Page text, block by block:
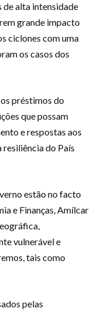
de alta intensidade
grande impacto
ciclones com uma
os casos dos
préstimos do
que possam
e respostas aos
resiliência do País
estão no facto
e Finanças, Amílcar
vulnerável e
tais como
pelas